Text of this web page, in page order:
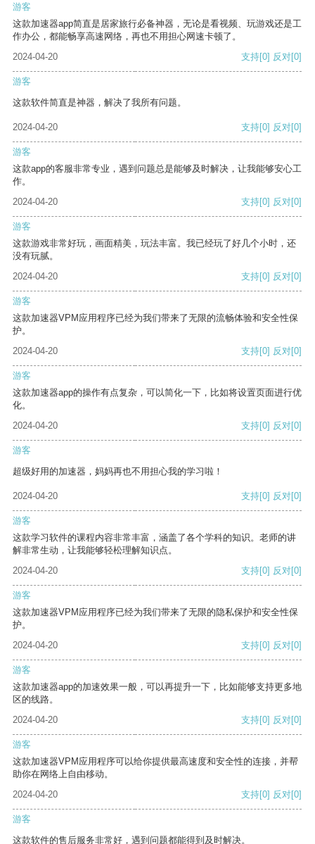
游客
这款加速器app简直是居家旅行必备神器，无论是看视频、玩游戏还是工
作办公，都能畅享高速网络，再也不用担心网速卡顿了。
2024-04-20
支持[0] 反对[0]
游客
这款软件简直是神器，解决了我所有问题。
2024-04-20 支持[0] 反对[0]
游客
这款app的客服非常专业，遇到问题总是能够及时解决，让我能够安心工
作。
2024-04-20
支持[0] 反对[0]
游客
这款游戏非常好玩，画面精美，玩法丰富。我已经玩了好几个小时，还
没有玩腻。
2024-04-20
支持[0] 反对[0]
游客
这款加速器VPM应用程序已经为我们带来了无限的流畅体验和安全性保
护。
2024-04-20
支持[0] 反对[0]
游客
这款加速器app的操作有点复杂，可以简化一下，比如将设置页面进行优
化。
2024-04-20
支持[0] 反对[0]
游客
超级好用的加速器，妈妈再也不用担心我的学习啦！
2024-04-20 支持[0] 反对[0]
游客
这款学习软件的课程内容非常丰富，涵盖了各个学科的知识。老师的讲
解非常生动，让我能够轻松理解知识点。
2024-04-20
支持[0] 反对[0]
游客
这款加速器VPM应用程序已经为我们带来了无限的隐私保护和安全性保
护。
2024-04-20
支持[0] 反对[0]
游客
这款加速器app的加速效果一般，可以再提升一下，比如能够支持更多地
区的线路。
2024-04-20
支持[0] 反对[0]
游客
这款加速器VPM应用程序可以给你提供最高速度和安全性的连接，并帮
助你在网络上自由移动。
2024-04-20
支持[0] 反对[0]
游客
这款软件的售后服务非常好，遇到问题都能得到及时解决。